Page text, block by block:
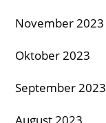
November 2023
Oktober 2023
September 2023